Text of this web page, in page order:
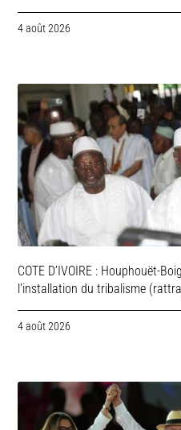
4 août 2026
COTE D’IVOIRE : Houphouët-
l’installation du tribalisme
4 août 2026